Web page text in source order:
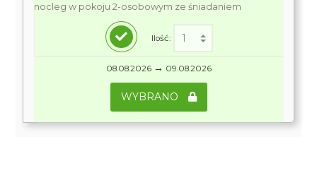
nocleg w pokoju 2-osobowym ze śniadaniem
Ilość:
08.08.2026 → 09.08.2026
WYBRANO